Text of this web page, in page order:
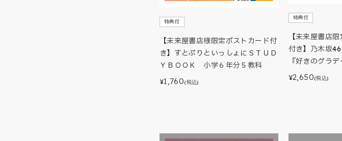
特典付
【未来屋書店様限定ポストカード付
き】すとぷりといっしょにＳＴＵＤ
ＹＢＯＯＫ 小学６年分５教科
¥1,760(税込)
特典付
【未来屋書店
付き】乃木坂
『好きのグラデ
¥2,650(税込)